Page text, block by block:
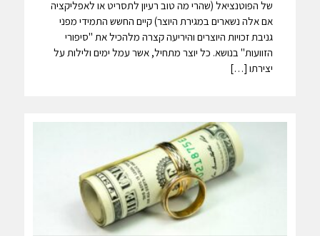
של הפוטנציאל (שהרי מה טוב רעיון לתסריט או לאפליקציה
אם אלה נשארים במגירת היוצר) קיים החשש התמידי מפני
גניבת זכויות היוצרים והיריעה קצרה מלהכיל את "סיפורי
הזוועות" בנושא. כל יוצר מתחיל, אשר עמל ימים ולילות על
יצירתו […]